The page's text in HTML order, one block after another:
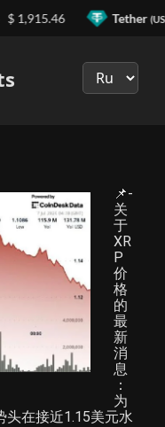
📌-
关
于
XR
P
价
格
的
最
新
消
息
：
为
头在接近1.15美元水
$ 1,915.46 Tether